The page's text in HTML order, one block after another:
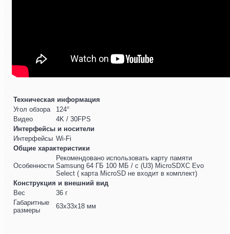
Техническая информация
Угол обзора
124°
Видео
4K / 30FPS
Интерфейсы и носители
Интерфейсы Wi-Fi
Общие характеристики
Особенности
Рекомендовано использовать карту памяти
Samsung 64 ГБ 100 МБ / с (U3) MicroSDXC Evo
Select ( карта MicroSD не входит в комплект)
Конструкция и внешний вид
Вес
36 г
Габаритные
размеры
63x33x18 мм